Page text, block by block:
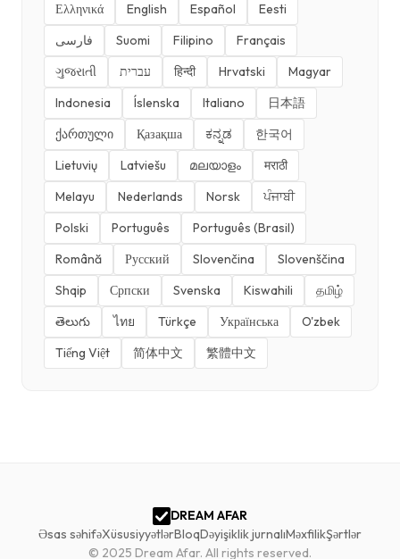
Ελληνικά
English Español
Eesti
فارسی
Suomi Filipino
Français
ગુજરાતી
עברית हिन्दी Hrvatski
Magyar
Indonesia
Íslenska Italiano
日本語
ქართული
Қазақша ಕನ್ನಡ
한국어
Lietuvių
Latviešu മലയാളം
मराठी
Melayu
Nederlands Norsk
ਪੰਜਾਬੀ
Polski
Português
Português (Brasil)
Română
Русский Slovenčina
Slovenščina
Shqip
Српски Svenska Kiswahili
தமிழ்
తెలుగు
ไทย Türkçe Українська
O'zbek
Tiếng Việt
简体中文 繁體中文
DREAM AFAR
Əsas səhifəXüsusiyyətlərBloqDəyişiklik jurnalıMəxfilikŞərtlər
© 2025 Dream Afar. All rights reserved.